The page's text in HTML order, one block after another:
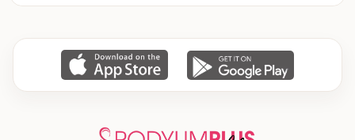
بجيب
الاستخدام يومي